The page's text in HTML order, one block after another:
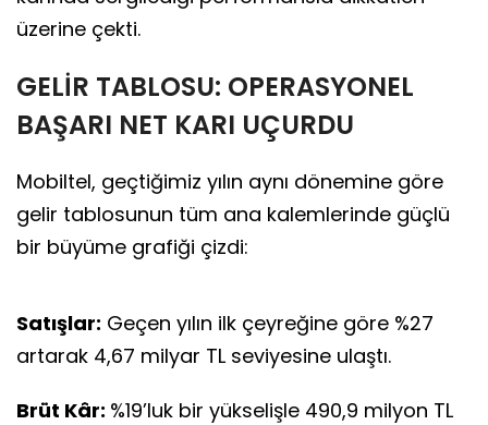
üzerine çekti.
GELİR TABLOSU: OPERASYONEL
BAŞARI NET KARI UÇURDU
Mobiltel, geçtiğimiz yılın aynı dönemine göre
gelir tablosunun tüm ana kalemlerinde güçlü
bir büyüme grafiği çizdi:
Satışlar: Geçen yılın ilk çeyreğine göre %27
artarak 4,67 milyar TL seviyesine ulaştı.
Brüt Kâr: %19’luk bir yükselişle 490,9 milyon TL